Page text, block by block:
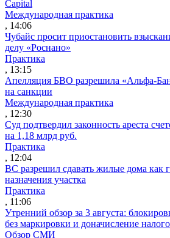
Capital
Международная практика
, 14:06
Чубайс просит приостановить
делу «Роснано»
Практика
, 13:15
Апелляция БВО разрешила «Альфа-
на санкции
Международная практика
, 12:30
Суд подтвердил законность ареста
на 1,18 млрд руб.
Практика
, 12:04
ВС разрешил сдавать жилые дома как
назначения участка
Практика
, 11:06
Утренний обзор за 3 августа:
без маркировки и доначисление
Обзор СМИ